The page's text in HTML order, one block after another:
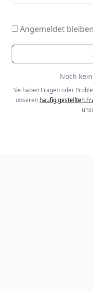
Angemeldet bleiben
Noch
Sie haben Fragen oder
unseren häufig gestellten